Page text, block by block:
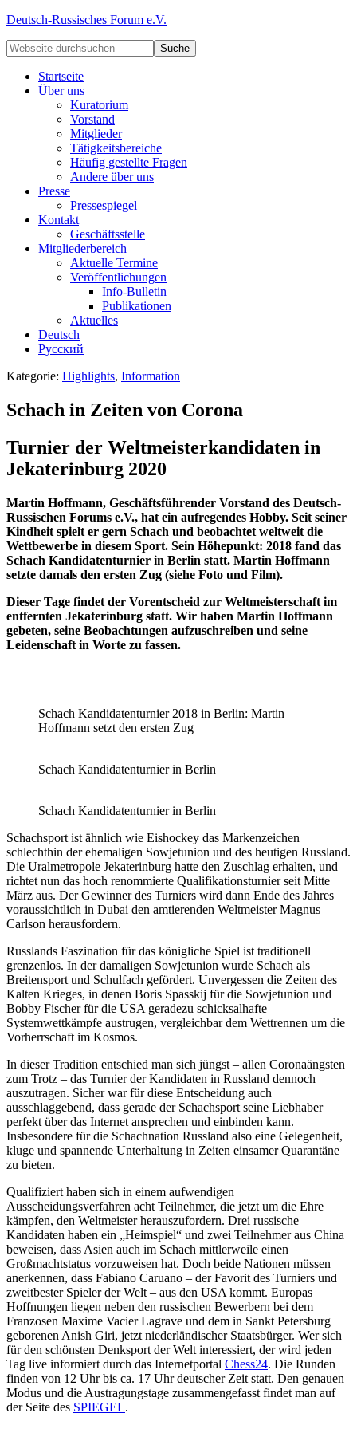
Deutsch-Russisches Forum e.V.
Startseite
Über uns
Kuratorium
Vorstand
Mitglieder
Tätigkeitsbereiche
Häufig gestellte Fragen
Andere über uns
Presse
Pressespiegel
Kontakt
Geschäftsstelle
Mitgliederbereich
Aktuelle Termine
Veröffentlichungen
Info-Bulletin
Publikationen
Aktuelles
Deutsch
Русский
Kategorie: Highlights, Information
Schach in Zeiten von Corona
Turnier der Weltmeisterkandidaten in
Jekaterinburg 2020
Martin Hoffmann, Geschäftsführender Vorstand des Deutsch-
Russischen Forums e.V., hat ein aufregendes Hobby. Seit seiner
Kindheit spielt er gern Schach und beobachtet weltweit die
Wettbewerbe in diesem Sport. Sein Höhepunkt: 2018 fand das
Schach Kandidatenturnier in Berlin statt. Martin Hoffmann
setzte damals den ersten Zug (siehe Foto und Film).
Dieser Tage findet der Vorentscheid zur Weltmeisterschaft im
entfernten Jekaterinburg statt. Wir haben Martin Hoffmann
gebeten, seine Beobachtungen aufzuschreiben und seine
Leidenschaft in Worte zu fassen.
Schach Kandidatenturnier 2018 in Berlin: Martin
Hoffmann setzt den ersten Zug
Schach Kandidatenturnier in Berlin
Schach Kandidatenturnier in Berlin
Schachsport ist ähnlich wie Eishockey das Markenzeichen
schlechthin der ehemaligen Sowjetunion und des heutigen Russland.
Die Uralmetropole Jekaterinburg hatte den Zuschlag erhalten, und
richtet nun das hoch renommierte Qualifikationsturnier seit Mitte
März aus. Der Gewinner des Turniers wird dann Ende des Jahres
voraussichtlich in Dubai den amtierenden Weltmeister Magnus
Carlson herausfordern.
Russlands Faszination für das königliche Spiel ist traditionell
grenzenlos. In der damaligen Sowjetunion wurde Schach als
Breitensport und Schulfach gefördert. Unvergessen die Zeiten des
Kalten Krieges, in denen Boris Spasskij für die Sowjetunion und
Bobby Fischer für die USA geradezu schicksalhafte
Systemwettkämpfe austrugen, vergleichbar dem Wettrennen um die
Vorherrschaft im Kosmos.
In dieser Tradition entschied man sich jüngst – allen Coronaängsten
zum Trotz – das Turnier der Kandidaten in Russland dennoch
auszutragen. Sicher war für diese Entscheidung auch
ausschlaggebend, dass gerade der Schachsport seine Liebhaber
perfekt über das Internet ansprechen und einbinden kann.
Insbesondere für die Schachnation Russland also eine Gelegenheit,
kluge und spannende Unterhaltung in Zeiten einsamer Quarantäne
zu bieten.
Qualifiziert haben sich in einem aufwendigen
Ausscheidungsverfahren acht Teilnehmer, die jetzt um die Ehre
kämpfen, den Weltmeister herauszufordern. Drei russische
Kandidaten haben ein „Heimspiel“ und zwei Teilnehmer aus China
beweisen, dass Asien auch im Schach mittlerweile einen
Großmachtstatus vorzuweisen hat. Doch beide Nationen müssen
anerkennen, dass Fabiano Caruano – der Favorit des Turniers und
zweitbester Spieler der Welt – aus den USA kommt. Europas
Hoffnungen liegen neben den russischen Bewerbern bei dem
Franzosen Maxime Vacier Lagrave und dem in Sankt Petersburg
geborenen Anish Giri, jetzt niederländischer Staatsbürger. Wer sich
für den schönsten Denksport der Welt interessiert, der wird jeden
Tag live informiert durch das Internetportal Chess24. Die Runden
finden von 12 Uhr bis ca. 17 Uhr deutscher Zeit statt. Den genauen
Modus und die Austragungstage zusammengefasst findet man auf
der Seite des SPIEGEL.